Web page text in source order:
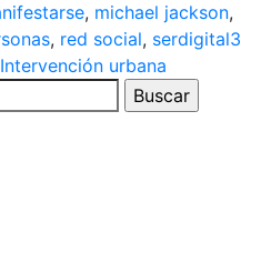
, michael jackson,
, red social, serdigital3
urbana